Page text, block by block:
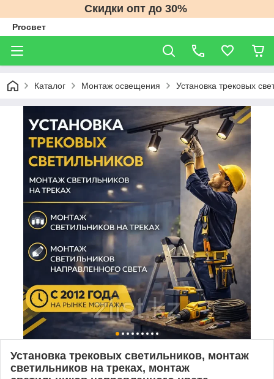
Скидки опт до 30%
Proсвет
Каталог Монтаж освещения Установка трековых
Установка трековых светильников, монтаж
светильников на треках, монтаж